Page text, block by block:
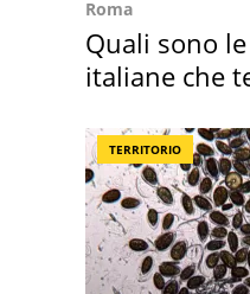
Roma
Quali sono
italiane che
TERRITORIO